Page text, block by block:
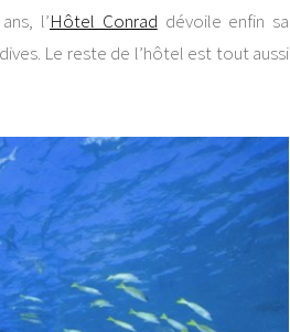
l’Hôtel Conrad dévoile enfin sa
Le reste de l’hôtel est tout aussi